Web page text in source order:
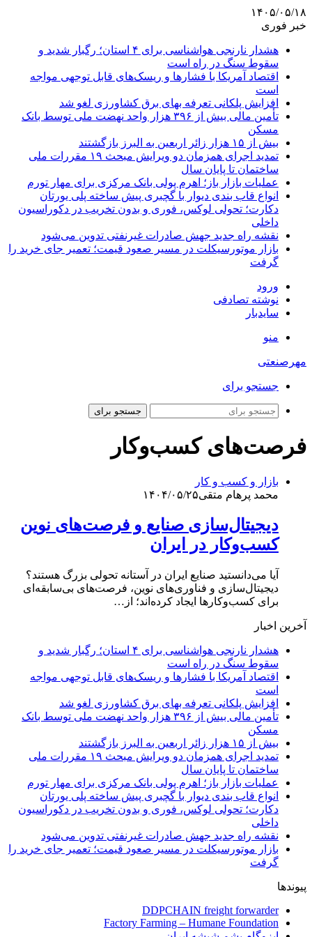
۱۴۰۵/۰۵/۱۸
خبر فوری
هشدار نارنجی هواشناسی برای ۴ استان؛ رگبار شدید و
سقوط سنگ در راه است
اقتصاد آمریکا با فشارها و ریسک‌های قابل توجهی مواجه
است
افزایش پلکانی تعرفه بهای برق کشاورزی لغو شد
تأمین مالی بیش از ۳۹۶ هزار واحد نهضت ملی توسط بانک
مسکن
بیش از ۱۵ هزار زائر اربعین به البرز بازگشتند
تمدید اجرای همزمان دو ویرایش مبحث ۱۹ مقررات ملی
ساختمان تا پایان سال
عملیات بازار باز؛ اهرم پولی بانک مرکزی برای مهار تورم
انواع قاب بندی دیوار با گچبری پیش ساخته پلی یورتان
دکارت؛ تحولی لوکس، فوری و بدون تخریب در دکوراسیون
داخلی
نقشه راه جدید جهش صادرات غیرنفتی تدوین می‌شود
بازار موتورسیکلت در مسیر صعود قیمت؛ تعمیر جای خرید را
گرفت
ورود
نوشته تصادفی
سایدبار
منو
مهرصنعتی
جستجو برای
جستجو برای
فرصت‌های کسب‌وکار
بازار و کسب و کار
محمد پرهام متقی۱۴۰۴/۰۵/۲۵
دیجیتال‌سازی صنایع و فرصت‌های نوین
کسب‌وکار در ایران
آیا می‌دانستید صنایع ایران در آستانه تحولی بزرگ هستند؟
دیجیتال‌سازی و فناوری‌های نوین، فرصت‌های بی‌سابقه‌ای
برای کسب‌وکارها ایجاد کرده‌اند؛ از…
آخرین اخبار
هشدار نارنجی هواشناسی برای ۴ استان؛ رگبار شدید و
سقوط سنگ در راه است
اقتصاد آمریکا با فشارها و ریسک‌های قابل توجهی مواجه
است
افزایش پلکانی تعرفه بهای برق کشاورزی لغو شد
تأمین مالی بیش از ۳۹۶ هزار واحد نهضت ملی توسط بانک
مسکن
بیش از ۱۵ هزار زائر اربعین به البرز بازگشتند
تمدید اجرای همزمان دو ویرایش مبحث ۱۹ مقررات ملی
ساختمان تا پایان سال
عملیات بازار باز؛ اهرم پولی بانک مرکزی برای مهار تورم
انواع قاب بندی دیوار با گچبری پیش ساخته پلی یورتان
دکارت؛ تحولی لوکس، فوری و بدون تخریب در دکوراسیون
داخلی
نقشه راه جدید جهش صادرات غیرنفتی تدوین می‌شود
بازار موتورسیکلت در مسیر صعود قیمت؛ تعمیر جای خرید را
گرفت
پیوندها
DDPCHAIN freight forwarder
Factory Farming – Humane Foundation